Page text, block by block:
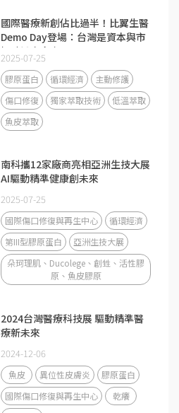
國際醫療新創佔比過半！比翼生醫
Demo Day登場：台灣是資本與市
場驗證交會處
2025-07-25
膠原蛋白 循環經濟
主動修護
傷口修復
獨家萃取技術
低溫萃取
魚皮萃取
南科攜12家廠商亮相亞洲生技大展
AI驅動精準健康創未來
2025-07-25
國際傷口修復與再生中心
循環經濟
第III型膠原蛋白
亞洲生技大展
朵珂理肌、Ducolege、創甡、活性膠
原、魚皮膠原
2024台灣醫療科技展 驅動精準醫
療新未來
2024-12-06
魚皮 異位性皮膚炎
膠原蛋白
國際傷口修復與再生中心
乾癢